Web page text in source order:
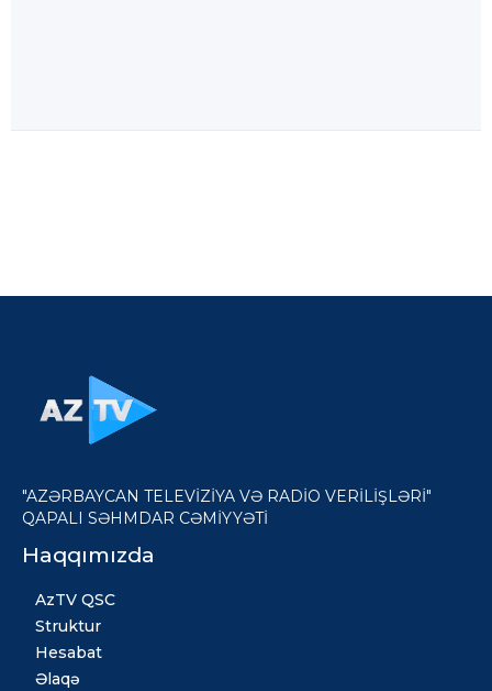
"AZƏRBAYCAN TELEVİZİYA VƏ RADİO VERİLİŞLƏRİ"
QAPALI SƏHMDAR CƏMİYYƏTİ
Haqqımızda
AzTV QSC
Struktur
Hesabat
Əlaqə